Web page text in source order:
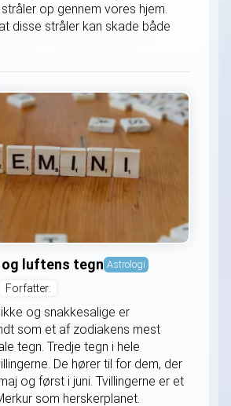
op gennem vores hjem.
disse stråler kan skade både
og luftens tegn Astrologi
Forfatter:
og snakkesalige er
som et af zodiakens mest
tegn. Tredje tegn i hele
De hører til for dem, der
og først i juni. Tvillingerne er et
som herskerplanet.